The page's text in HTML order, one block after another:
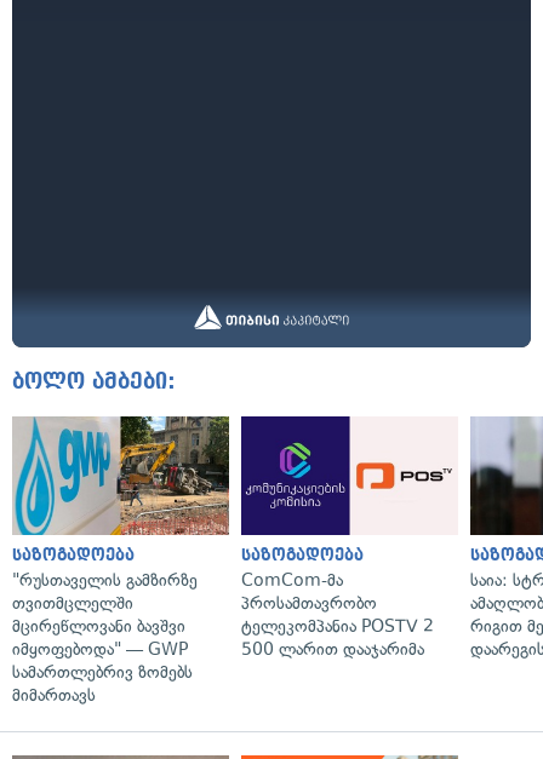
ბოლო ამბები:
საზოგადოება
"რუსთაველის გამზირზე
თვითმცლელში
მცირეწლოვანი ბავშვი
იმყოფებოდა" — GWP
სამართლებრივ ზომებს
მიმართავს
საზოგადოება
ComCom-მა
პროსამთავრობო
ტელეკომპანია POSTV 2
500 ლარით დააჯარიმა
საია:
რიგით